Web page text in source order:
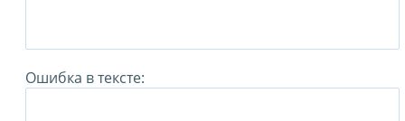
Ошибка в тексте: